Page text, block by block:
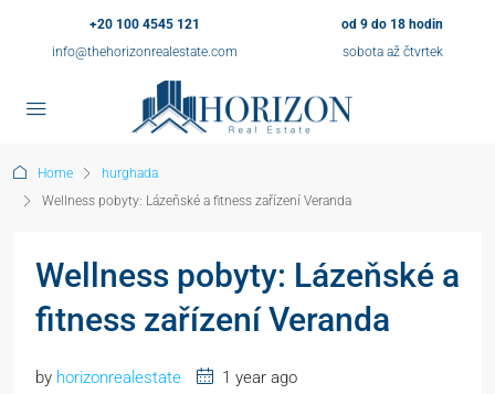
+20 100 4545 121
info@thehorizonrealestate.com
od 9 do 18 hodin
sobota až čtvrtek
Home
hurghada
Wellness pobyty: Lázeňské a fitness zařízení Veranda
Wellness pobyty: Lázeňské a
fitness zařízení Veranda
by horizonrealestate
1 year ago